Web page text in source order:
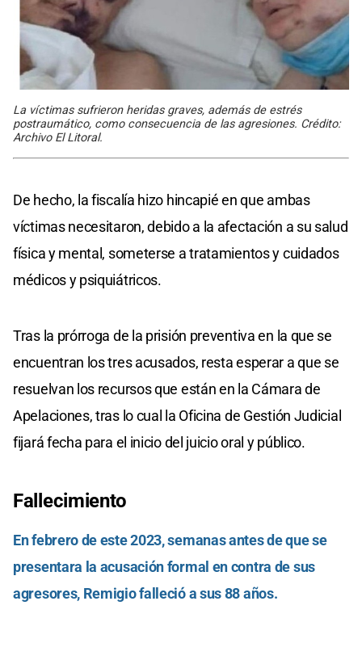
La víctimas sufrieron heridas graves, además de estrés
postraumático, como consecuencia de las agresiones. Crédito:
Archivo El Litoral.
De hecho, la fiscalía hizo hincapié en que ambas
víctimas necesitaron, debido a la afectación a su salud
física y mental, someterse a tratamientos y cuidados
médicos y psiquiátricos.
Tras la prórroga de la prisión preventiva en la que se
encuentran los tres acusados, resta esperar a que se
resuelvan los recursos que están en la Cámara de
Apelaciones, tras lo cual la Oficina de Gestión Judicial
fijará fecha para el inicio del juicio oral y público.
Fallecimiento
En febrero de este 2023, semanas antes de que se
presentara la acusación formal en contra de sus
agresores, Remigio falleció a sus 88 años.